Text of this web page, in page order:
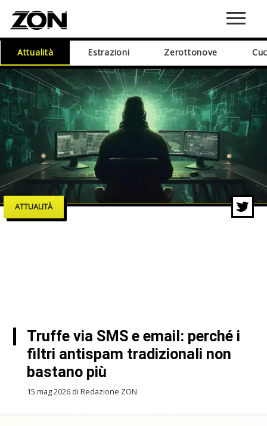
Attualità Estrazioni Zerottonove
ATTUALITÀ
Truffe via SMS e email: perché i
filtri antispam tradizionali non
bastano più
15 mag 2026 di Redazione ZON